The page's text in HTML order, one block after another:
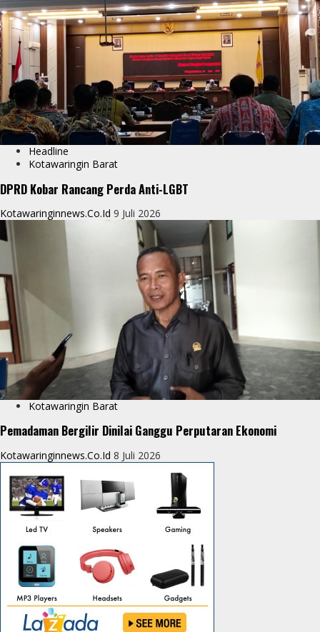
Headline
Kotawaringin Barat
DPRD Kobar Rancang Perda Anti-LGBT
Kotawaringinnews.co.id 9 Juli 2026
Kotawaringin Barat
Pemadaman Bergilir Dinilai Ganggu Perputaran Ekonomi
Kotawaringinnews.co.id 8 Juli 2026